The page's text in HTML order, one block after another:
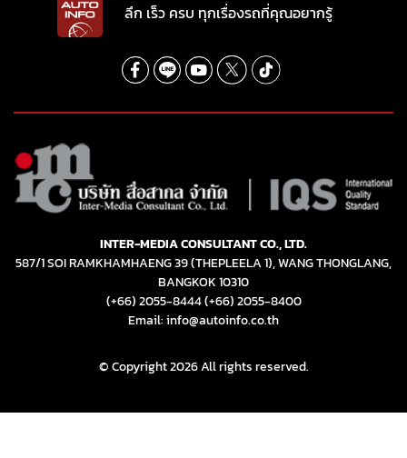
ลึก เร็ว ครบ ทุกเรื่องรถที่คุณอยากรู้
INTER-MEDIA CONSULTANT CO., LTD.
587/1 SOI RAMKHAMHAENG 39 (THEPLEELA 1), WANG THONGLANG,
BANGKOK 10310
(+66) 2055-8444(+66) 2055-8400
Email: info@autoinfo.co.th
© Copyright 2026 All rights reserved.